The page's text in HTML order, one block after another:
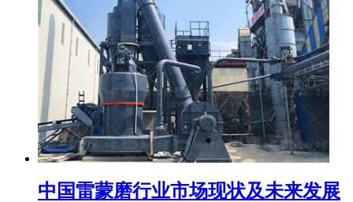
中国雷蒙磨行业市场现状及未来发展